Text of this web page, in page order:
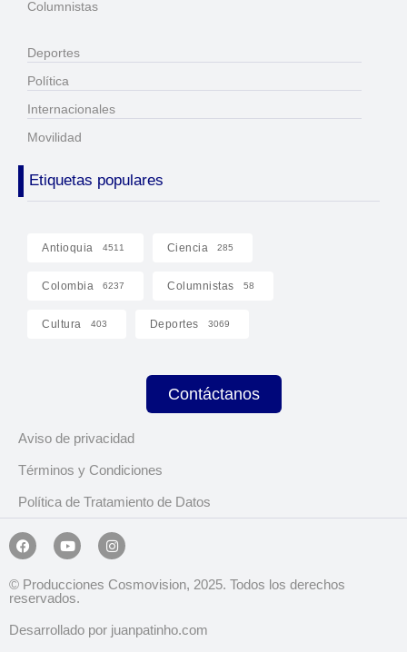
Columnistas
Deportes
Política
Internacionales
Movilidad
Etiquetas populares
Antioquia 4511 Ciencia 285
Colombia 6237 Columnistas 58
Cultura 403 Deportes 3069
Contáctanos
Aviso de privacidad
Términos y Condiciones
Política de Tratamiento de Datos
© Producciones Cosmovision, 2025. Todos los derechos
reservados.
Desarrollado por juanpatinho.com